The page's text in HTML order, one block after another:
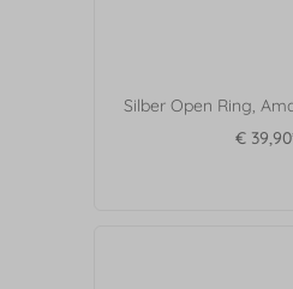
Silber Open Ring,
€